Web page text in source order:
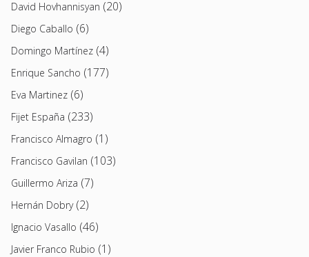
David Hovhannisyan (20)
Diego Caballo (6)
Domingo Martínez (4)
Enrique Sancho (177)
Eva Martinez (6)
Fijet España (233)
Francisco Almagro (1)
Francisco Gavilan (103)
Guillermo Ariza (7)
Hernán Dobry(2)
Ignacio Vasallo (46)
Javier Franco Rubio (1)